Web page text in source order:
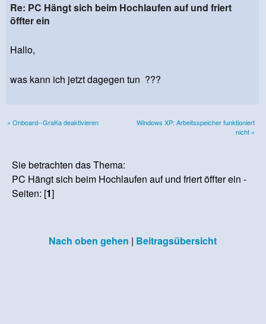
Re: PC Hängt sich beim Hochlaufen auf und friert
öffter ein
Hallo,
was kann ich jetzt dagegen tun ???
« Onboard--GraKa deaktivieren
Windows XP: Arbeitsspeicher funktioniert
nicht »
Sie betrachten das Thema:
PC Hängt sich beim Hochlaufen auf und friert öffter ein -
Seiten: [1]
Nach oben gehen | Beitragsübersicht